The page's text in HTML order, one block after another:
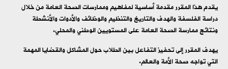
يقدم هذا المقرر مقدمة أساسية لمفاهيم وممارسات الصحة العامة من خلال
دراسة الفلسفة والهدف والتاريخ والتنظيم والوظائف والأدوات والأنشطة
ونتائج ممارسة الصحة العامة على المستويين الوطني والمحلي.
يهدف المقرر إلى تحفيز التفاعل بين الطلاب حول المشاكل والقضايا المهمة
التي تواجه صحة الأمة والعالم.